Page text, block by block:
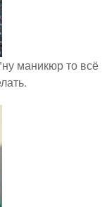
маникюр то всё